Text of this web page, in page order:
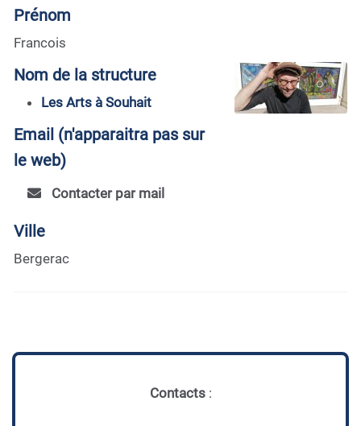
Prénom
Francois
Nom de la structure
Les Arts à Souhait
Email (n'apparaitra pas sur
le web)
Contacter par mail
Ville
Bergerac
Contacts: